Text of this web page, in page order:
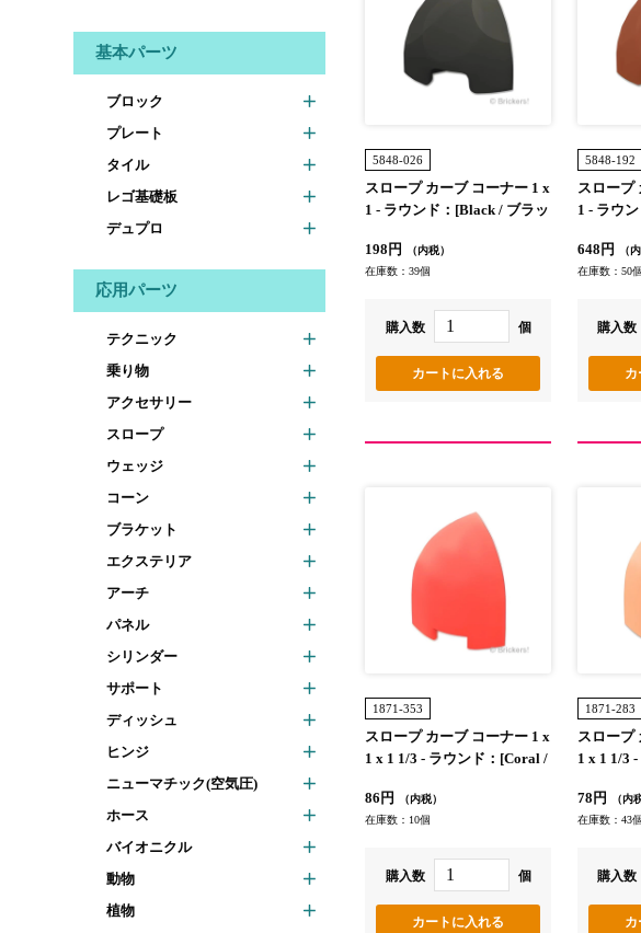
基本パーツ
ブロック
プレート
タイル
レゴ基礎板
デュプロ
応用パーツ
テクニック
乗り物
アクセサリー
スロープ
ウェッジ
コーン
ブラケット
エクステリア
アーチ
パネル
シリンダー
サポート
ディッシュ
ヒンジ
ニューマチック(空気圧)
ホース
バイオニクル
動物
植物
5848-026
スロープ カーブ コーナー 1 x
1 - ラウンド：[Black / ブラッ
198円
（内税）
在庫数：39個
購入数 個
5848-192
スロープ
1 - ラウ
648円
（
在庫数：50個
購入数
1871-353
スロープ カーブ コーナー 1 x
1 x 1 1/3 - ラウンド：[Coral /
86円
（内税）
在庫数：10個
購入数 個
1871-283
スロープ
1 x 1 1/3
78円
（内
在庫数：43個
購入数